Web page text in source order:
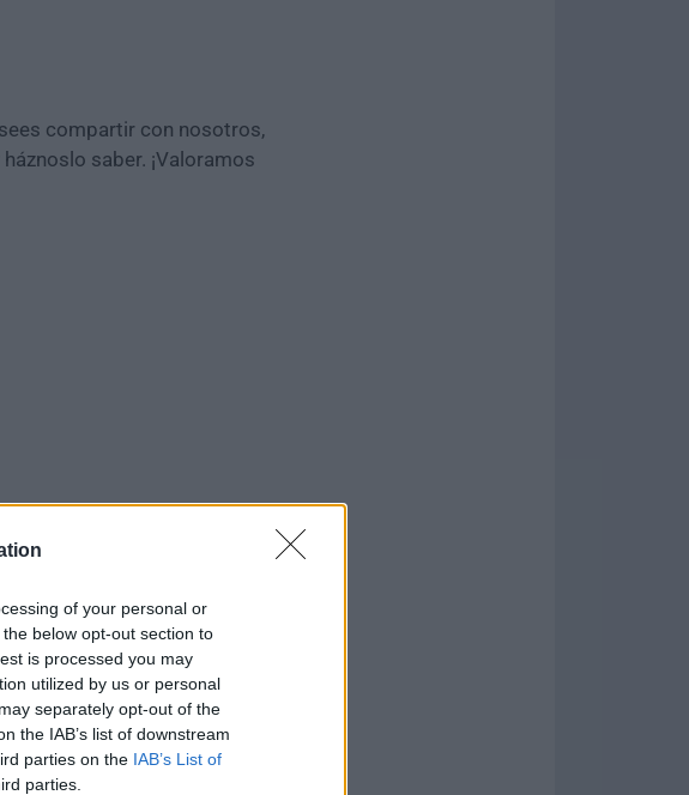
of your personal or
below opt-out section to
is processed you may
utilized by us or personal
separately opt-out of the
the IAB’s list of downstream
parties on the IAB’s List of
parties.
compartir con nosotros,
háznoslo saber. ¡Valoramos
(Más información